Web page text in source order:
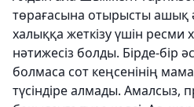
төрағасына отырысты ашық
халыққа жеткізу үшін
нәтижесіз болды. Бірде-бір
болмаса сот кеңсенінің
түсіндіре алмады. Амалсыз,